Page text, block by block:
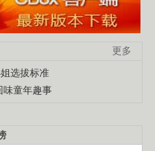
更多
选拔标准
味童年趣事